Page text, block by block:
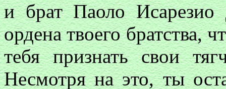
и брат Паоло Исарезио
ордена твоего братства,
тебя признать свои
Несмотря на это, ты